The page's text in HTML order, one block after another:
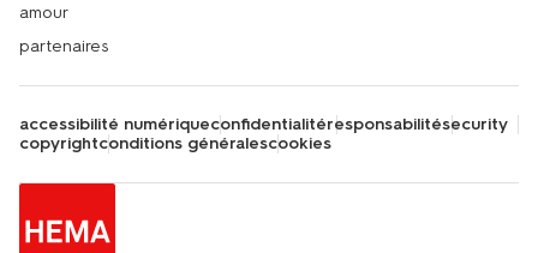
amour
partenaires
accessibilité numériqueconfidentialitéresponsabilitésecurity
copyrightconditions généralescookies